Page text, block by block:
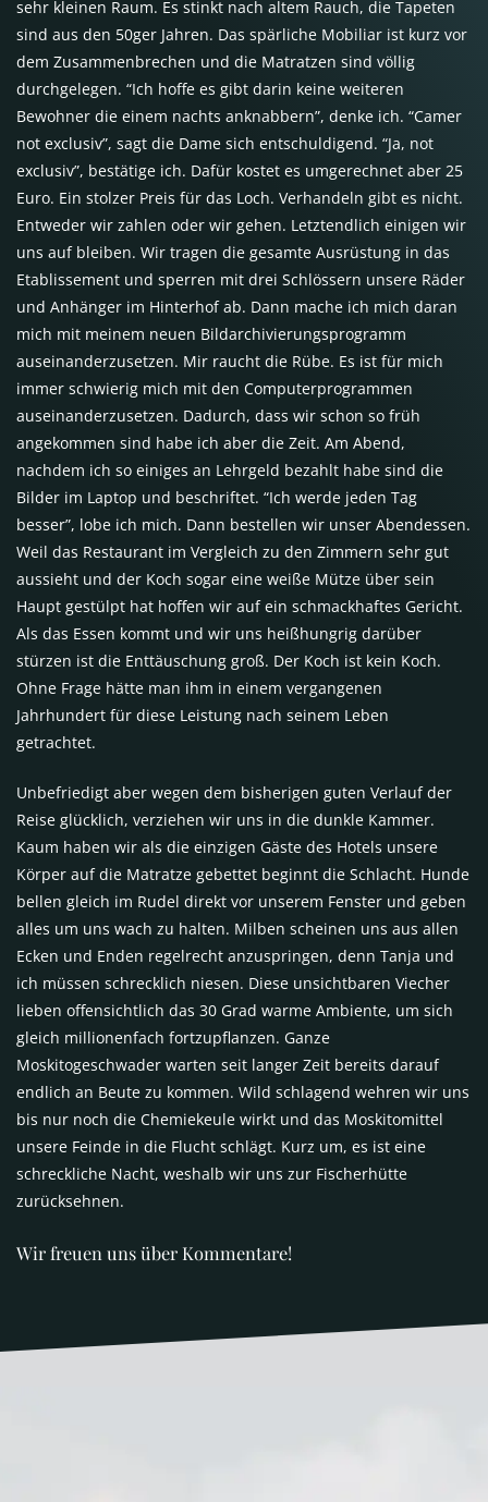
sehr kleinen Raum. Es stinkt nach altem Rauch, die Tapeten
sind aus den 50ger Jahren. Das spärliche Mobiliar ist kurz vor
dem Zusammenbrechen und die Matratzen sind völlig
durchgelegen. “Ich hoffe es gibt darin keine weiteren
Bewohner die einem nachts anknabbern”, denke ich. “Camer
not exclusiv”, sagt die Dame sich entschuldigend. “Ja, not
exclusiv”, bestätige ich. Dafür kostet es umgerechnet aber 25
Euro. Ein stolzer Preis für das Loch. Verhandeln gibt es nicht.
Entweder wir zahlen oder wir gehen. Letztendlich einigen wir
uns auf bleiben. Wir tragen die gesamte Ausrüstung in das
Etablissement und sperren mit drei Schlössern unsere Räder
und Anhänger im Hinterhof ab. Dann mache ich mich daran
mich mit meinem neuen Bildarchivierungsprogramm
auseinanderzusetzen. Mir raucht die Rübe. Es ist für mich
immer schwierig mich mit den Computerprogrammen
auseinanderzusetzen. Dadurch, dass wir schon so früh
angekommen sind habe ich aber die Zeit. Am Abend,
nachdem ich so einiges an Lehrgeld bezahlt habe sind die
Bilder im Laptop und beschriftet. “Ich werde jeden Tag
besser”, lobe ich mich. Dann bestellen wir unser Abendessen.
Weil das Restaurant im Vergleich zu den Zimmern sehr gut
aussieht und der Koch sogar eine weiße Mütze über sein
Haupt gestülpt hat hoffen wir auf ein schmackhaftes Gericht.
Als das Essen kommt und wir uns heißhungrig darüber
stürzen ist die Enttäuschung groß. Der Koch ist kein Koch.
Ohne Frage hätte man ihm in einem vergangenen
Jahrhundert für diese Leistung nach seinem Leben
getrachtet.
Unbefriedigt aber wegen dem bisherigen guten Verlauf der
Reise glücklich, verziehen wir uns in die dunkle Kammer.
Kaum haben wir als die einzigen Gäste des Hotels unsere
Körper auf die Matratze gebettet beginnt die Schlacht. Hunde
bellen gleich im Rudel direkt vor unserem Fenster und geben
alles um uns wach zu halten. Milben scheinen uns aus allen
Ecken und Enden regelrecht anzuspringen, denn Tanja und
ich müssen schrecklich niesen. Diese unsichtbaren Viecher
lieben offensichtlich das 30 Grad warme Ambiente, um sich
gleich millionenfach fortzupflanzen. Ganze
Moskitogeschwader warten seit langer Zeit bereits darauf
endlich an Beute zu kommen. Wild schlagend wehren wir uns
bis nur noch die Chemiekeule wirkt und das Moskitomittel
unsere Feinde in die Flucht schlägt. Kurz um, es ist eine
schreckliche Nacht, weshalb wir uns zur Fischerhütte
zurücksehnen.
Wir freuen uns über Kommentare!